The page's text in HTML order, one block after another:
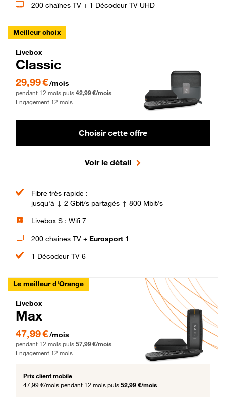
200 chaînes TV + 1 Décodeur TV UHD
Meilleur choix
Livebox Classic Fibre
Livebox
Classic
29,99 € par mois pendant 12 mois puis 42,99 € par mois, Engagement 12 mois
29,99 €/mois
pendant 12 mois puis 42,99 €/mois
Engagement 12 mois
Choisir cette offre
Voir le détail
Fibre très rapide :
jusqu'à ↓ 2 Gbit/s partagés ↑ 800 Mbit/s
Livebox S : Wifi 7
200 chaînes TV + Eurosport 1
1 Décodeur TV 6
Le meilleur d'Orange
Livebox Max Fibre
Livebox
Max
47,99 € par mois pendant 12 mois puis 57,99 € par mois, Engagement 12 mois
47,99 €/mois
pendant 12 mois puis 57,99 €/mois
Engagement 12 mois
Prix client mobile
47,99 €/mois pendant 12 mois puis 52,99 €/mois